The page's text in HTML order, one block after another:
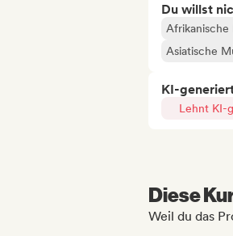
Du willst
Afrikanische
Asiatische
KI-
Lehnt KI-
Diese
Weil du das